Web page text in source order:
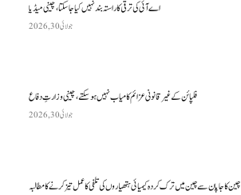
اے آئی کی ترقی کا راستہ بند نہیں کیا جا سکتا، چینی میڈیا
جولائی 30, 2026
فلپائن کے غیر قانونی عزائم کامیاب نہیں ہو سکتے ، چینی وزارتِ دفاع
جولائی 30, 2026
چین کا جاپان سے چین میں ترک کردہ کیمیائی ہتھیاروں کی تلفی کا عمل تیز کرنے کا مطالبہ